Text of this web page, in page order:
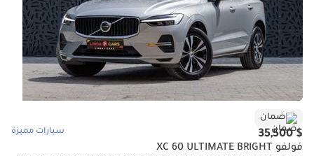
ضمان
$ 35,500 سيارات مميزة
فولفو XC 60 ULTIMATE BRIGHT